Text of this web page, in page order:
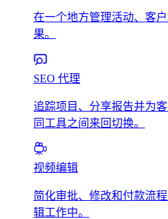
在一个地方管理活动、客
果。
SEO 代理
追踪项目、分享报告并为
同工具之间来回切换。
视频编辑
简化审批、修改和付款流
辑工作中。